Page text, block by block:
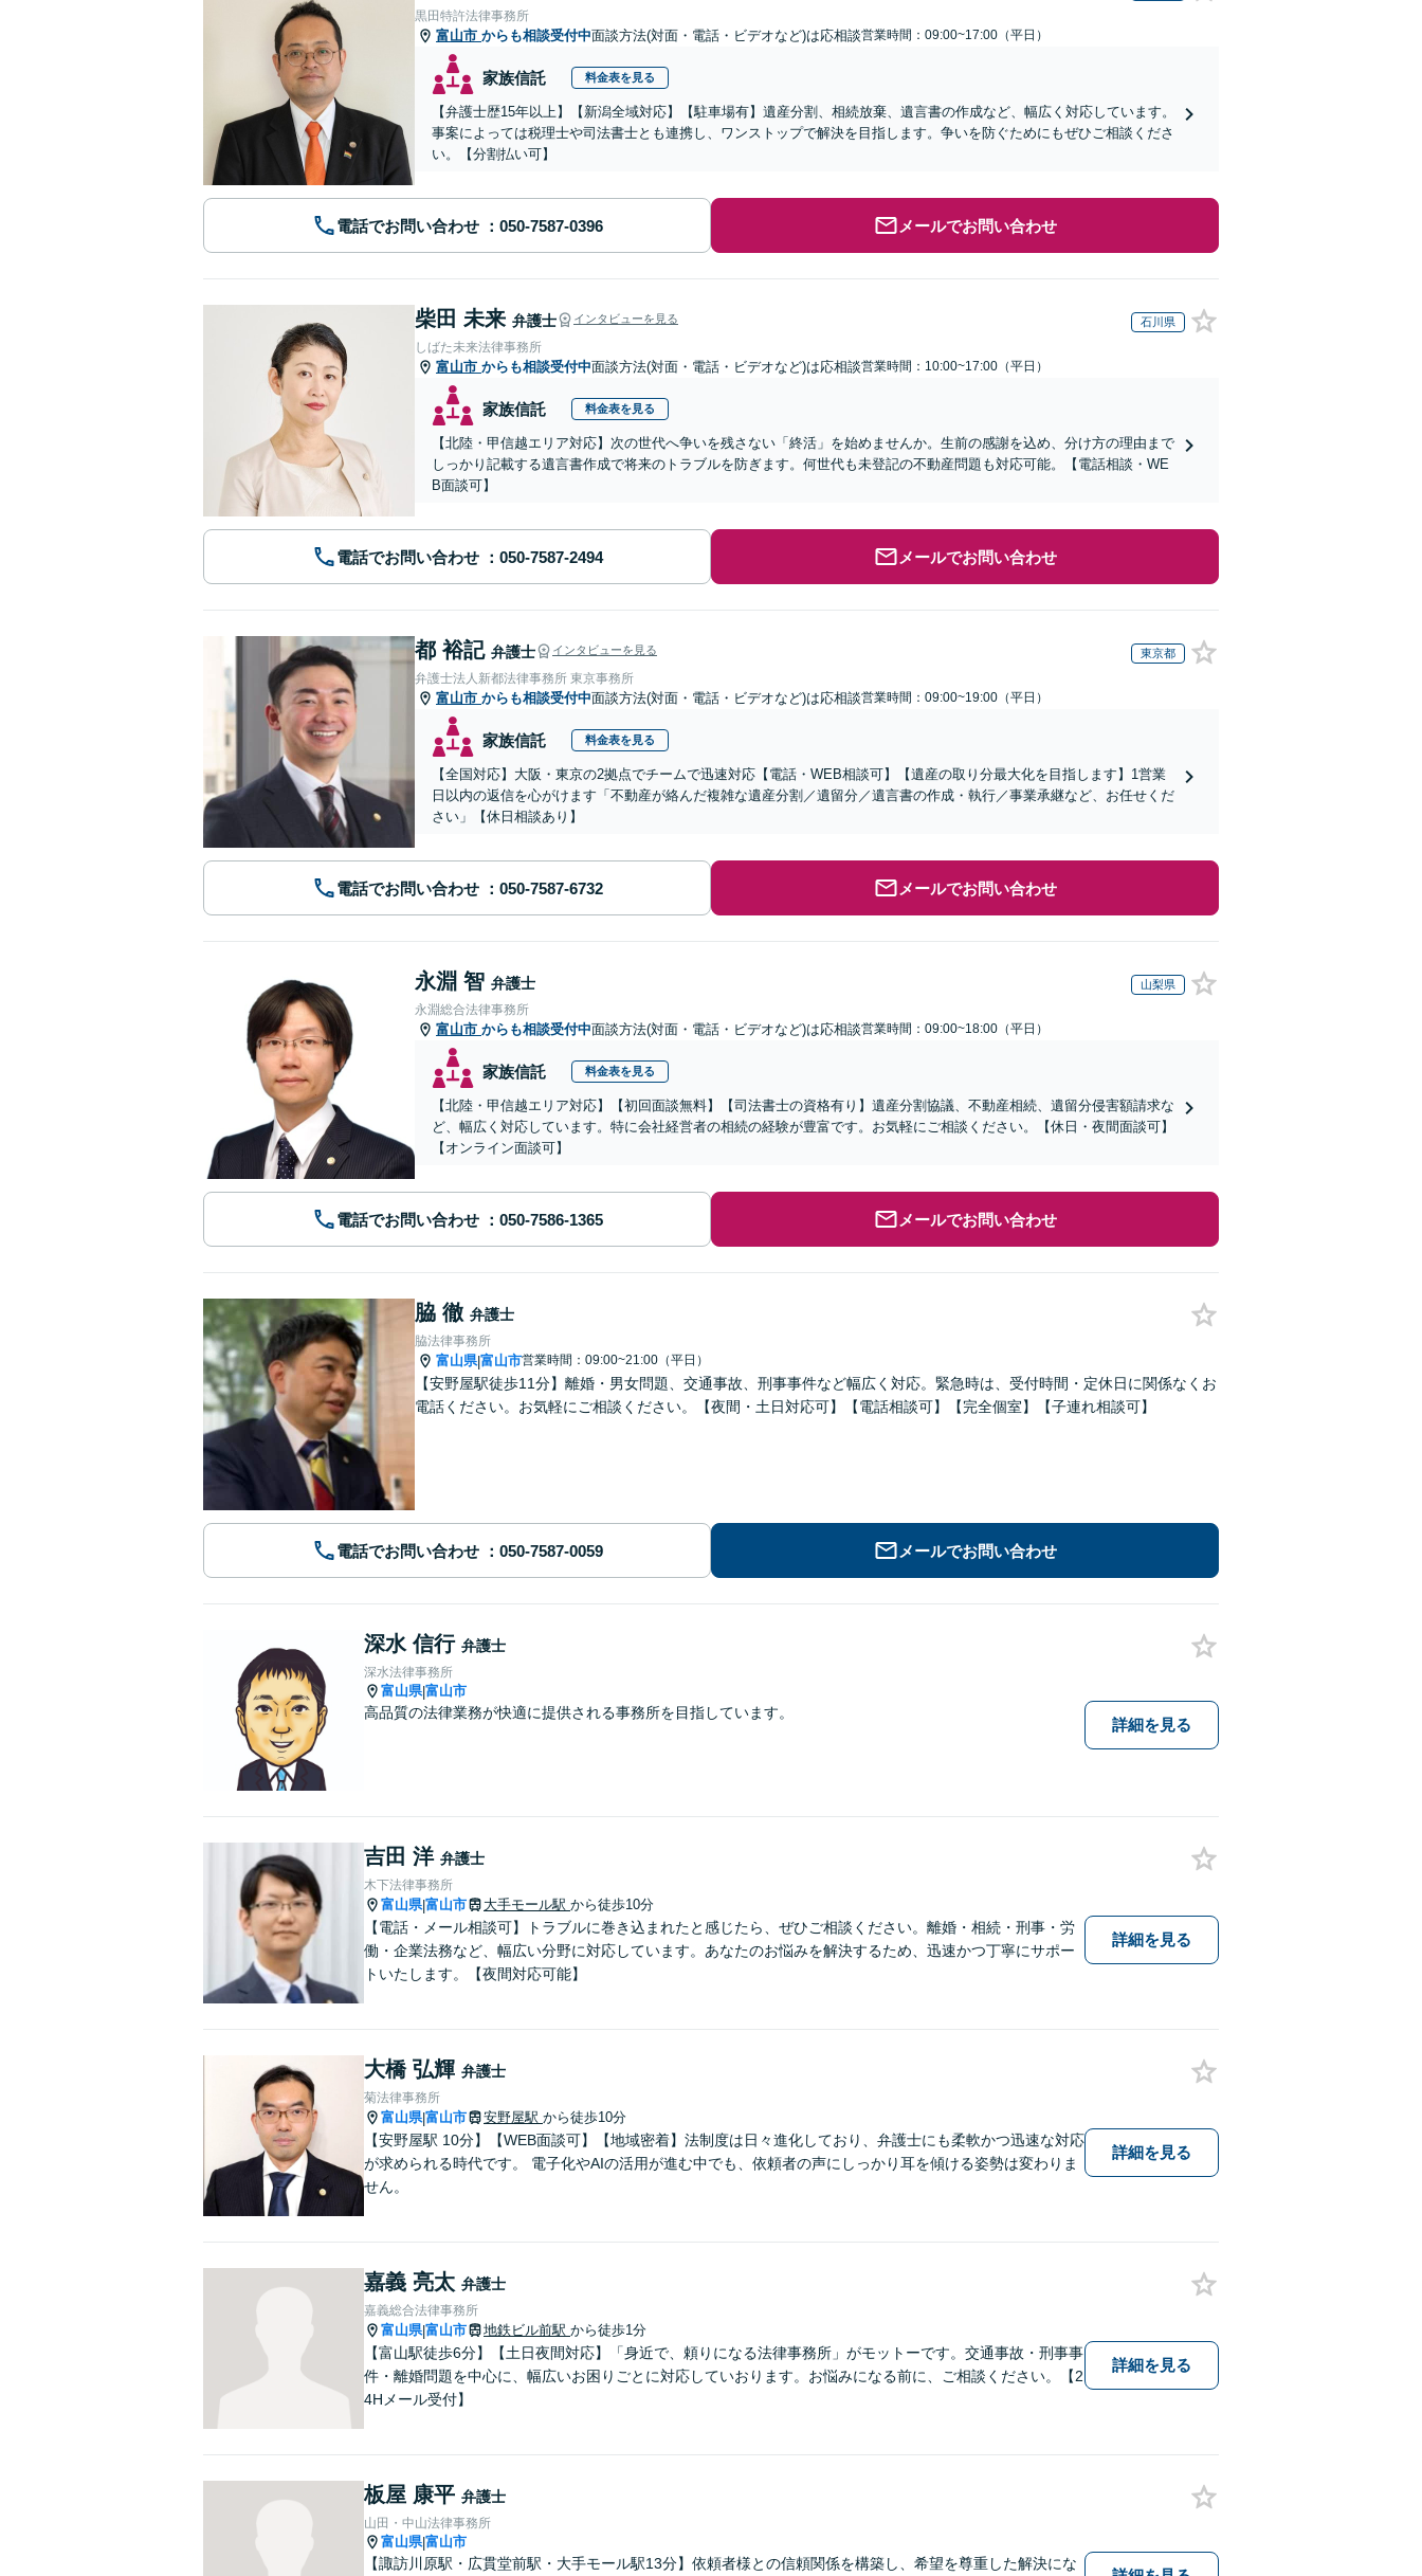
黒田特許法律事務所
富山市 からも相談受付中面談方法(対面・電話・ビデオなど)は応相談営業時間：09:00~17:00（平日）
家族信託 料金表を見る
【弁護士歴15年以上】【新潟全域対応】【駐車場有】遺産分割、相続放棄、遺言書の作成など、幅広く対応しています。
事案によっては税理士や司法書士とも連携し、ワンストップで解決を目指します。争いを防ぐためにもぜひご相談くださ
い。【分割払い可】
電話でお問い合わせ メールでお問い合わせ
柴田 未来 弁護士 インタビューを見る 石川県
しばた未来法律事務所
富山市 からも相談受付中面談方法(対面・電話・ビデオなど)は応相談営業時間：10:00~17:00（平日）
家族信託 料金表を見る
【北陸・甲信越エリア対応】次の世代へ争いを残さない「終活」を始めませんか。生前の感謝を込め、分け方の理由まで
しっかり記載する遺言書作成で将来のトラブルを防ぎます。何世代も未登記の不動産問題も対応可能。【電話相談・WE
B面談可】
電話でお問い合わせ メールでお問い合わせ
都 裕記 弁護士 インタビューを見る 東京都
弁護士法人新都法律事務所 東京事務所
富山市 からも相談受付中面談方法(対面・電話・ビデオなど)は応相談営業時間：09:00~19:00（平日）
家族信託 料金表を見る
【全国対応】大阪・東京の2拠点でチームで迅速対応【電話・WEB相談可】【遺産の取り分最大化を目指します】1営業
日以内の返信を心がけます「不動産が絡んだ複雑な遺産分割／遺留分／遺言書の作成・執行／事業承継など、お任せくだ
さい」【休日相談あり】
電話でお問い合わせ メールでお問い合わせ
永淵 智 弁護士 山梨県
永淵総合法律事務所
富山市 からも相談受付中面談方法(対面・電話・ビデオなど)は応相談営業時間：09:00~18:00（平日）
家族信託 料金表を見る
【北陸・甲信越エリア対応】【初回面談無料】【司法書士の資格有り】遺産分割協議、不動産相続、遺留分侵害額請求な
ど、幅広く対応しています。特に会社経営者の相続の経験が豊富です。お気軽にご相談ください。【休日・夜間面談可】
【オンライン面談可】
電話でお問い合わせ メールでお問い合わせ
脇 徹 弁護士
脇法律事務所
富山県|富山市営業時間：09:00~21:00（平日）
【安野屋駅徒歩11分】離婚・男女問題、交通事故、刑事事件など幅広く対応。緊急時は、受付時間・定休日に関係なくお
電話ください。お気軽にご相談ください。【夜間・土日対応可】【電話相談可】【完全個室】【子連れ相談可】
電話でお問い合わせ メールでお問い合わせ
深水 信行 弁護士
深水法律事務所
富山県|富山市
高品質の法律業務が快適に提供される事務所を目指しています。
詳細を見る
吉田 洋 弁護士
木下法律事務所
富山県|富山市 大手モール駅 から徒歩10分
【電話・メール相談可】トラブルに巻き込まれたと感じたら、ぜひご相談ください。離婚・相続・刑事・労
働・企業法務など、幅広い分野に対応しています。あなたのお悩みを解決するため、迅速かつ丁寧にサポー
トいたします。【夜間対応可能】
詳細を見る
大橋 弘輝 弁護士
菊法律事務所
富山県|富山市 安野屋駅 から徒歩10分
【安野屋駅 10分】【WEB面談可】【地域密着】法制度は日々進化しており、弁護士にも柔軟かつ迅速な対応
が求められる時代です。 電子化やAIの活用が進む中でも、依頼者の声にしっかり耳を傾ける姿勢は変わりま
せん。
詳細を見る
嘉義 亮太 弁護士
嘉義総合法律事務所
富山県|富山市 地鉄ビル前駅 から徒歩1分
【富山駅徒歩6分】【土日夜間対応】「身近で、頼りになる法律事務所」がモットーです。交通事故・刑事事
件・離婚問題を中心に、幅広いお困りごとに対応していおります。お悩みになる前に、ご相談ください。【2
4Hメール受付】
詳細を見る
板屋 康平 弁護士
山田・中山法律事務所
富山県|富山市
【諏訪川原駅・広貫堂前駅・大手モール駅13分】依頼者様との信頼関係を構築し、希望を尊重した解決にな